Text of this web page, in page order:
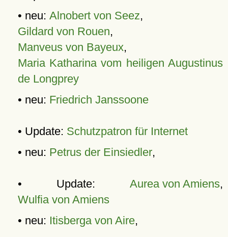
• neu: Alnobert von Seez,
Gildard von Rouen,
Manveus von Bayeux,
Maria Katharina vom heiligen Augustinus
de Longprey
• neu: Friedrich Janssoone
• Update: Schutzpatron für Internet
• neu: Petrus der Einsiedler,
• Update: Aurea von Amiens,
Wulfia von Amiens
• neu: Itisberga von Aire,